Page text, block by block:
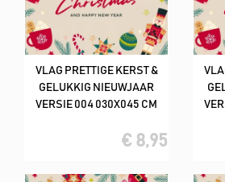
VLAG PRETTIGE KERST &
GELUKKIG NIEUWJAAR
VERSIE 004 030X045 CM
€ 8,95